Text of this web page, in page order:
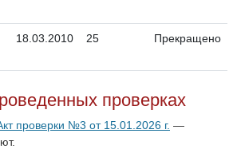
18.03.2010 25 Прекращено
проверках
проверки №3 от 15.01.2026 г. —